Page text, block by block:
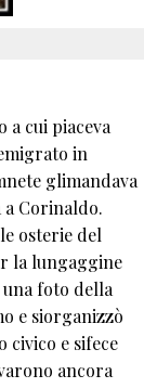
a cui piaceva
in
glimandava
Corinaldo.
osterie del
la lungaggine
foto della
e siorganizzò
civico e sifece
ancora